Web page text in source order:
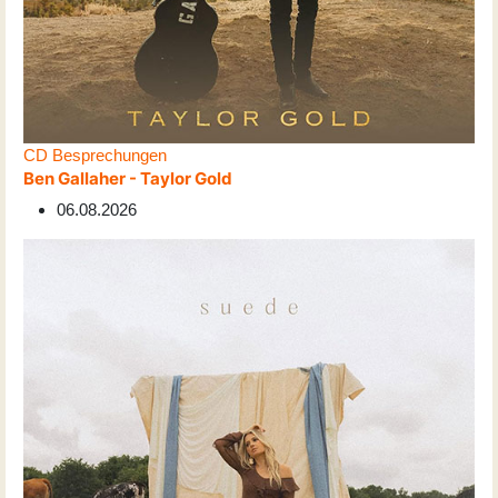
CD Besprechungen
Ben Gallaher - Taylor Gold
06.08.2026